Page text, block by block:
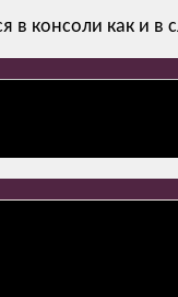
в консоли как и в